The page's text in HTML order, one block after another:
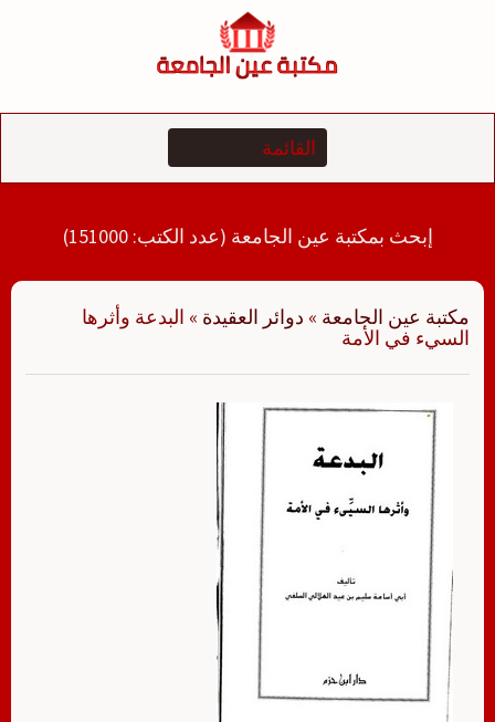
إبحث بمكتبة عين الجامعة (عدد الكتب: 151000)
مكتبة عين الجامعة » دوائر العقيدة » البدعة وأثرها
السيء في الأمة